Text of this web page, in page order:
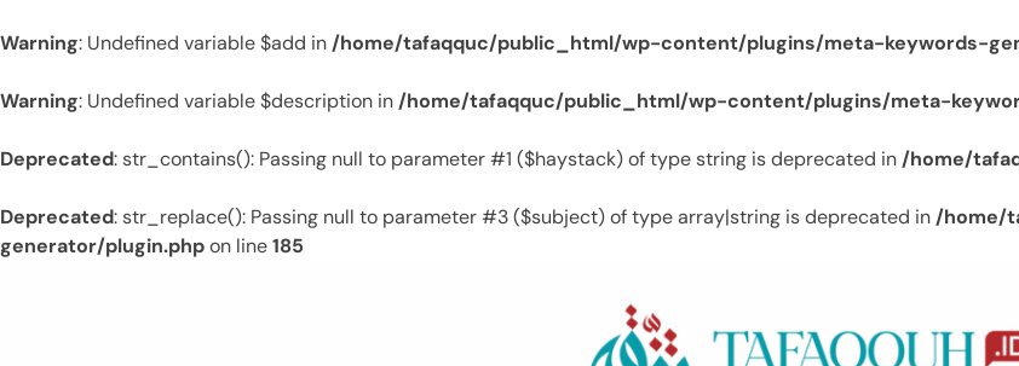
Warning: Undefined variable $add in /home/tafaqquc/public_html/wp-content/plugins/meta-keywords-
Warning: Undefined variable $description in /home/tafaqquc/public_html/wp-content/plugins/meta-
Deprecated: str_contains(): Passing null to parameter #1 ($haystack) of type string is deprecated in /home/
Deprecated: str_replace(): Passing null to parameter #3 ($subject) of type array|string is deprecated in /home/
generator/plugin.phpon line185